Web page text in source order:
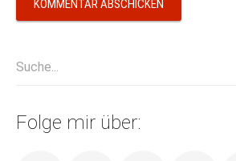
Folge mir über: